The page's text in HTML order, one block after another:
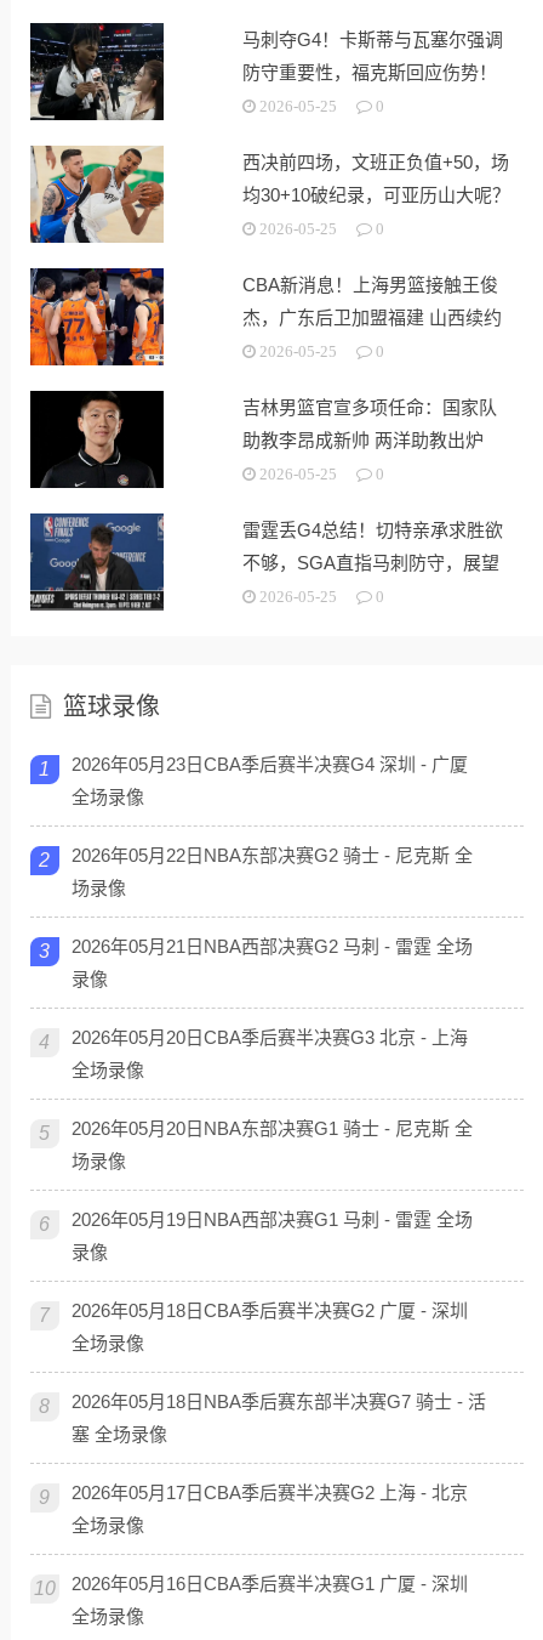
马刺夺G4！卡斯蒂与瓦塞尔强调
防守重要性，福克斯回应伤势！
2026-05-25 0
西决前四场，文班正负值+50，场
均30+10破纪录，可亚历山大呢？
2026-05-25 0
CBA新消息！上海男篮接触王俊
杰，广东后卫加盟福建 山西续约
潘江
2026-05-25 0
吉林男篮官宣多项任命：国家队
助教李昂成新帅 两洋助教出炉
2026-05-25 0
雷霆丢G4总结！切特亲承求胜欲
不够，SGA直指马刺防守，展望
G5！
2026-05-25 0
篮球录像
1
2026年05月23日CBA季后赛半决赛G4 深圳 - 广厦
全场录像
2
2026年05月22日NBA东部决赛G2 骑士 - 尼克斯 全
场录像
3
2026年05月21日NBA西部决赛G2 马刺 - 雷霆 全场
录像
4
2026年05月20日CBA季后赛半决赛G3 北京 - 上海
全场录像
5
2026年05月20日NBA东部决赛G1 骑士 - 尼克斯 全
场录像
6
2026年05月19日NBA西部决赛G1 马刺 - 雷霆 全场
录像
7
2026年05月18日CBA季后赛半决赛G2 广厦 - 深圳
全场录像
8
2026年05月18日NBA季后赛东部半决赛G7 骑士 - 活
塞 全场录像
9
2026年05月17日CBA季后赛半决赛G2 上海 - 北京
全场录像
10
2026年05月16日CBA季后赛半决赛G1 广厦 - 深圳
全场录像